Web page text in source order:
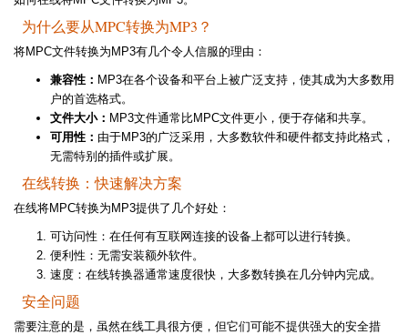
为什么要从MPC转换为MP3？
将MPC文件转换为MP3有几个令人信服的理由：
兼容性： MP3在各个设备和平台上被广泛支持，使其成为大多数用
户的首选格式。
文件大小： MP3文件通常比MPC文件更小，便于存储和共享。
可用性： 由于MP3的广泛采用，大多数软件和硬件都支持此格式，
无需特别的插件或扩展。
在线转换：快速解决方案
在线将MPC转换为MP3提供了几个好处：
可访问性：在任何有互联网连接的设备上都可以进行转换。
便利性：无需安装额外软件。
速度：在线转换器通常速度很快，大多数转换在几分钟内完成。
安全问题
需要注意的是，虽然在线工具很方便，但它们可能不提供强大的安全措